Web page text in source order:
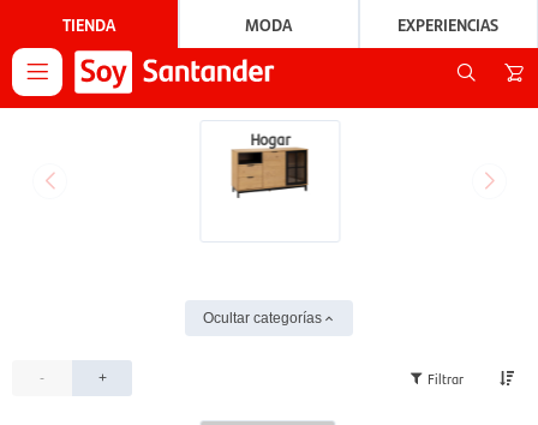
TIENDA MODA EXPERIENCIAS

Hogar
Ocultar categorías
- +